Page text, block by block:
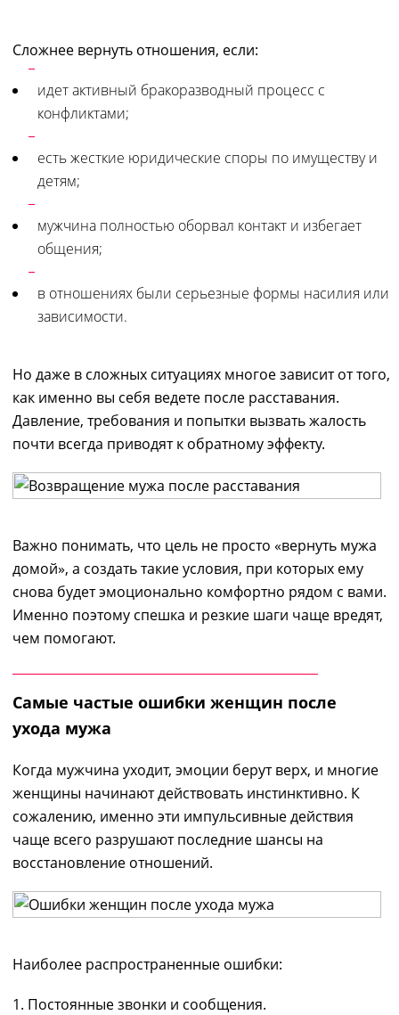
Сложнее вернуть отношения, если:
идет активный бракоразводный процесс с
конфликтами;
есть жесткие юридические споры по имуществу и
детям;
мужчина полностью оборвал контакт и избегает
общения;
в отношениях были серьезные формы насилия или
зависимости.
Но даже в сложных ситуациях многое зависит от того,
как именно вы себя ведете после расставания.
Давление, требования и попытки вызвать жалость
почти всегда приводят к обратному эффекту.
Важно понимать, что цель не просто «вернуть мужа
домой», а создать такие условия, при которых ему
снова будет эмоционально комфортно рядом с вами.
Именно поэтому спешка и резкие шаги чаще вредят,
чем помогают.
Самые частые ошибки женщин после
ухода мужа
Когда мужчина уходит, эмоции берут верх, и многие
женщины начинают действовать инстинктивно. К
сожалению, именно эти импульсивные действия
чаще всего разрушают последние шансы на
восстановление отношений.
Наиболее распространенные ошибки:
1. Постоянные звонки и сообщения.